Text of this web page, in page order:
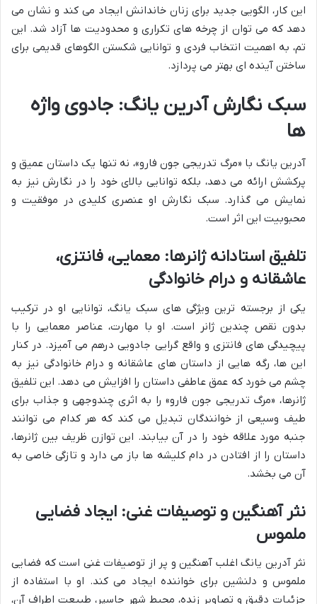
این کار، الگویی جدید برای زنان خاندانش ایجاد می کند و نشان می
دهد که می توان از چرخه های تکراری و محدودیت ها آزاد شد. این
تم، به اهمیت انتخاب فردی و توانایی شکستن الگوهای قدیمی برای
ساختن آینده ای بهتر می پردازد.
سبک نگارش آدرین یانگ: جادوی واژه
ها
آدرین یانگ با «مرگ تدریجی جون فارو»، نه تنها یک داستان عمیق و
پرکشش ارائه می دهد، بلکه توانایی بالای خود را در نگارش نیز به
نمایش می گذارد. سبک نگارش او عنصری کلیدی در موفقیت و
محبوبیت این اثر است.
تلفیق استادانه ژانرها: معمایی، فانتزی،
عاشقانه و درام خانوادگی
یکی از برجسته ترین ویژگی های سبک یانگ، توانایی او در ترکیب
بدون نقص چندین ژانر است. او با مهارت، عناصر معمایی را با
پیچیدگی های فانتزی و واقع گرایی جادویی درهم می آمیزد. در کنار
این ها، رگه هایی از داستان های عاشقانه و درام خانوادگی نیز به
چشم می خورد که عمق عاطفی داستان را افزایش می دهد. این تلفیق
ژانرها، «مرگ تدریجی جون فارو» را به اثری چندوجهی و جذاب برای
طیف وسیعی از خوانندگان تبدیل می کند که هر کدام می توانند
جنبه مورد علاقه خود را در آن بیابند. این توازن ظریف بین ژانرها،
داستان را از افتادن در دام کلیشه ها باز می دارد و تازگی خاصی به
آن می بخشد.
نثر آهنگین و توصیفات غنی: ایجاد فضایی
ملموس
نثر آدرین یانگ اغلب آهنگین و پر از توصیفات غنی است که فضایی
ملموس و دلنشین برای خواننده ایجاد می کند. او با استفاده از
جزئیات دقیق و تصاویر زنده، محیط شهر جاسپر، طبیعت اطراف آن،